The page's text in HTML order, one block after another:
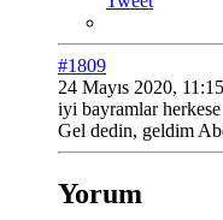
#1809
24 Mayıs 2020, 11:15
iyi bayramlar herkese
Gel dedin, geldim
Yorum